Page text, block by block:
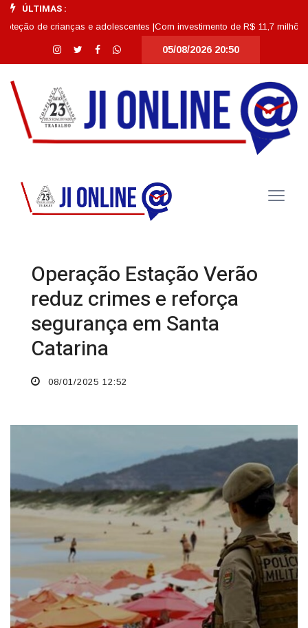
ÚLTIMAS :
crianças e adolescentes |Com investimento de R$ 11,7 milhões,
05/08/2026 20:50
Operação Estação Verão
reduz crimes e reforça
segurança em Santa
Catarina
08/01/2025 12:52